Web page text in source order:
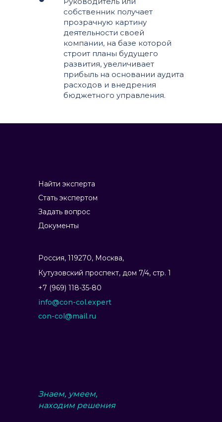
собственник получает
прозрачную картину
деятельности своей
компании, на базе которой
строит планы будущего
развития, увеличивает
прибыль на основании аудита
расходов и внедрения
бюджетного управления.
Найти эксперта
Стать экспертом
Задать вопрос
Документы
Россия, 119270, Москва,
info@con-col.expert
+7 (969) 118-35-80
Ку­тузов­ский прос­пект, дом 7/4, стр. 1
Знаем, умеем,
находим решения
con-col@mail.ru